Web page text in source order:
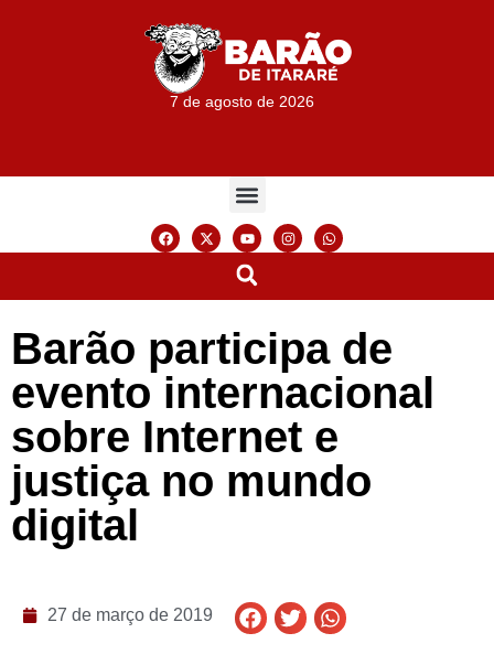
7 de agosto de 2026
Barão participa de
evento internacional
sobre Internet e
justiça no mundo
digital
27 de março de 2019